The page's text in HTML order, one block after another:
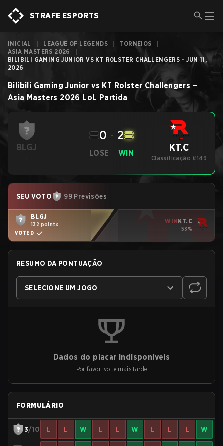
STRAFE ESPORTS
INICIAL LEAGUE OF LEGENDS TORNEIOS
ASIA MASTERS 2026
BILIBILI GAMING JUNIOR VS KT ROLSTER CHALLENGERS - JUN 11,
2026
Bilibili Gaming Junior vs KT Rolster Challengers –
Asia Masters 2026 LoL Partida
BLGJ
-
LOSE
0 - 2
WIN KT.C
Classificação #149
SEU VOTO 99 Previsões
BLGJ
132 points
VOTED
WINKT.C
53%
RESUMO DA PONTUAÇÃO
SELECIONE UM JOGO
Dados do placar indisponíveis
Por favor, volte mais tarde
FORMULÁRIO
3/10 L L W L L W L L L W